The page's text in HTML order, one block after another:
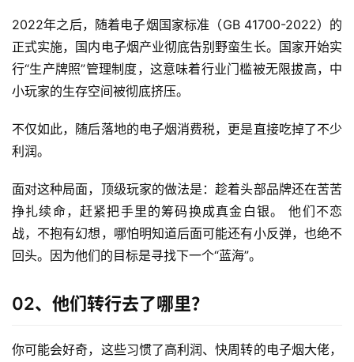
2022年之后，随着电子烟国家标准（GB 41700-2022）的
正式实施，国内电子烟产业彻底告别野蛮生长。国家开始实
行“生产牌照”管理制度，这意味着行业门槛被无限拔高，中
小玩家的生存空间被彻底挤压。
不仅如此，随后落地的电子烟消费税，更是直接吃掉了不少
利润。
面对这种局面，顶级玩家的做法是：趁着头部品牌还在苦苦
挣扎续命，赶紧把手里的筹码换成真金白银。 他们不恋
战，不抱有幻想，哪怕明知道后面可能还有小反弹，也绝不
回头。因为他们的目标是寻找下一个“蓝海”。
02、他们转行去了哪里？
你可能会好奇，这些习惯了高利润、快周转的电子烟大佬，